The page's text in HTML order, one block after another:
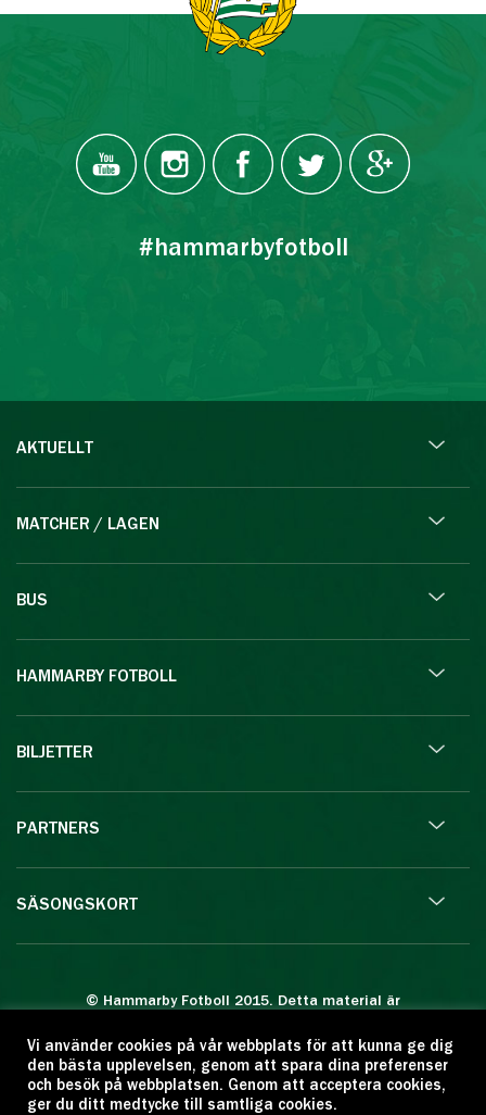
#hammarbyfotboll
AKTUELLT
MATCHER / LAGEN
BUS
HAMMARBY FOTBOLL
BILJETTER
PARTNERS
SÄSONGSKORT
© Hammarby Fotboll 2015. Detta material är
Eftertryck eller annan kopiering är förbjuden.
Citera oss gärna men ange källan:
www.hammarbyfotboll.se. Ansvarig utgivare:
Vi använder cookies på vår webbplats för att kunna ge dig
den bästa upplevelsen, genom att spara dina preferenser
och besök på webbplatsen. Genom att acceptera cookies,
ger du ditt medtycke till samtliga cookies.